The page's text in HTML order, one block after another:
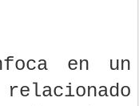
en un